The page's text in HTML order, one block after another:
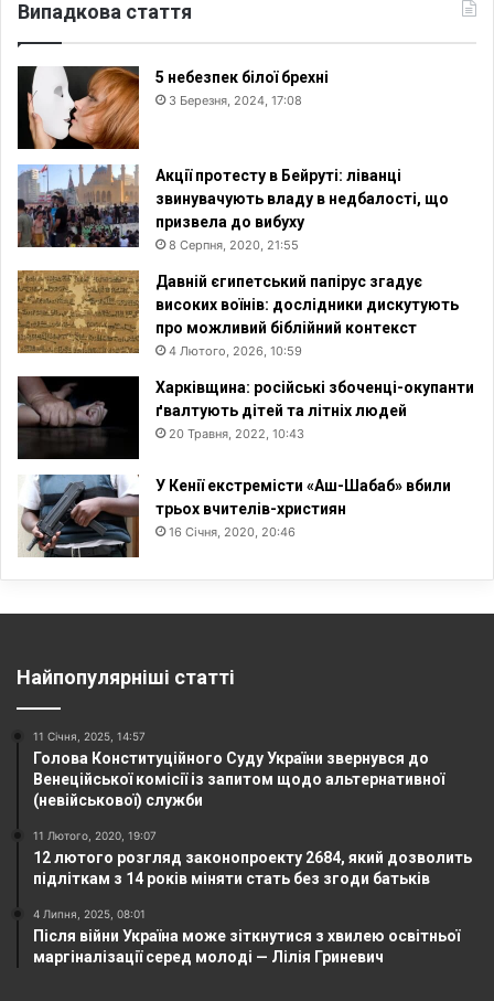
Випадкова стаття
5 небезпек білої брехні
3 Березня, 2024, 17:08
Акції протесту в Бейруті: ліванці
звинувачують владу в недбалості, що
призвела до вибуху
8 Серпня, 2020, 21:55
Давній єгипетський папірус згадує
високих воїнів: дослідники дискутують
про можливий біблійний контекст
4 Лютого, 2026, 10:59
Харківщина: російські збоченці-окупанти
ґвалтують дітей та літніх людей
20 Травня, 2022, 10:43
У Кенії екстремісти «Аш-Шабаб» вбили
трьох вчителів-християн
16 Січня, 2020, 20:46
Найпопулярніші статті
11 Січня, 2025, 14:57
Голова Конституційного Суду України звернувся до
Венеційської комісії із запитом щодо альтернативної
(невійськової) служби
11 Лютого, 2020, 19:07
12 лютого розгляд законопроекту 2684, який дозволить
підліткам з 14 років міняти стать без згоди батьків
4 Липня, 2025, 08:01
Після війни Україна може зіткнутися з хвилею освітньої
маргіналізації серед молоді — Лілія Гриневич